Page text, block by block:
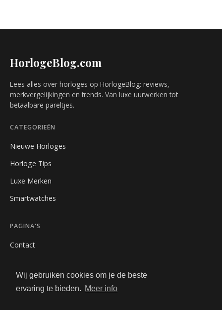
Wij gebruiken cookies om je de beste
ervaring te bieden. Meer info
HorlogeBlog.com
Lees alles over horloges op HorlogeBlog: reviews,
merkvergelijkingen en trends. Van luxe uurwerken tot
betaalbare pareltjes.
CATEGORIEËN
Nieuwe Horloges
Horloge Tips
Luxe Merken
Smartwatches
PAGINA'S
Contact
Algemene Voorwaarden